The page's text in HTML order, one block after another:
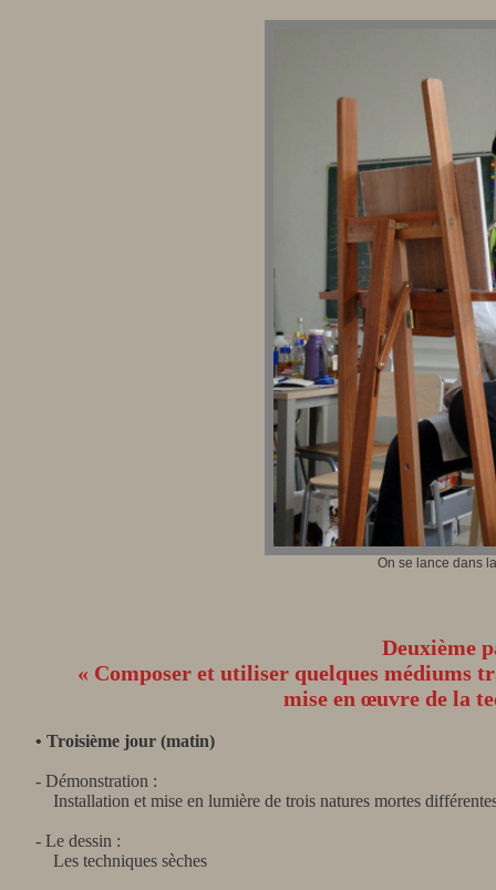
On se lance dans
Deuxième
« Composer et utiliser quelques médiums
mise en œuvre de la
• Troisième jour (matin)
- Démonstration :
Installation et mise en lumière de trois natures mortes
- Le dessin :
Les techniques sèches